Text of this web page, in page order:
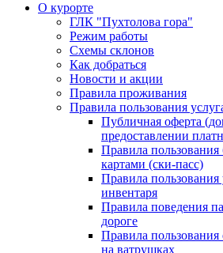
О курорте
ГЛК "Пухтолова гора"
Режим работы
Схемы склонов
Как добраться
Новости и акции
Правила проживания
Правила пользования
Публичная оферта
предоставлении
Правила
картами (ски-пасс)
Правила пользования
инвентаря
Правила поведения
дороге
Правила
на ватрушках